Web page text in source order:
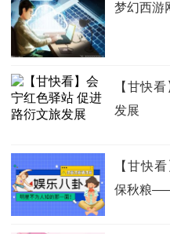
梦幻西游
【甘快
发展
【甘快
保秋粮